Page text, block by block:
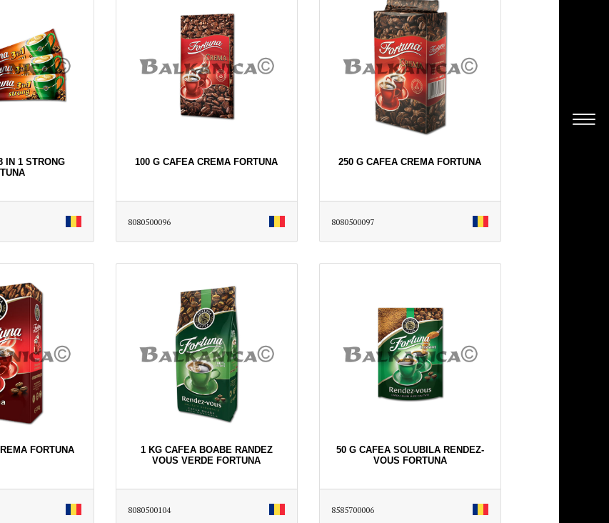
IN 1 STRONG
100 G CAFEA CREMA FORTUNA
8080500096
250 G CAFEA CREMA FORTUNA
8080500097
FORTUNA
1 KG CAFEA BOABE RANDEZ
VOUS VERDE FORTUNA
8080500104
50 G CAFEA SOLUBILA RENDEZ-
VOUS FORTUNA
8585700006